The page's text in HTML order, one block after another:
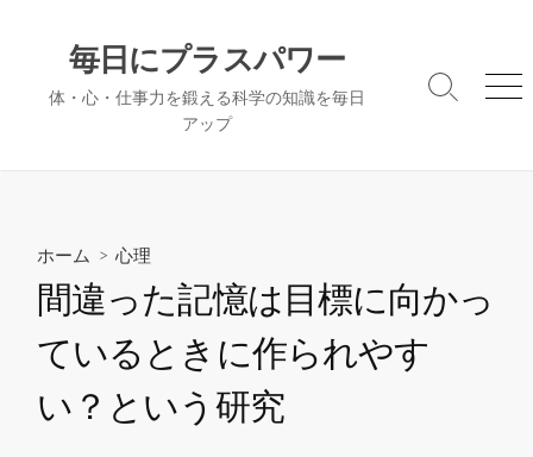
毎日にプラスパワー
体・心・仕事力を鍛える科学の知識を毎日
アップ
検
メ
ホーム > 心理
間違った記憶は目標に向かっ
ているときに作られやす
い？という研究